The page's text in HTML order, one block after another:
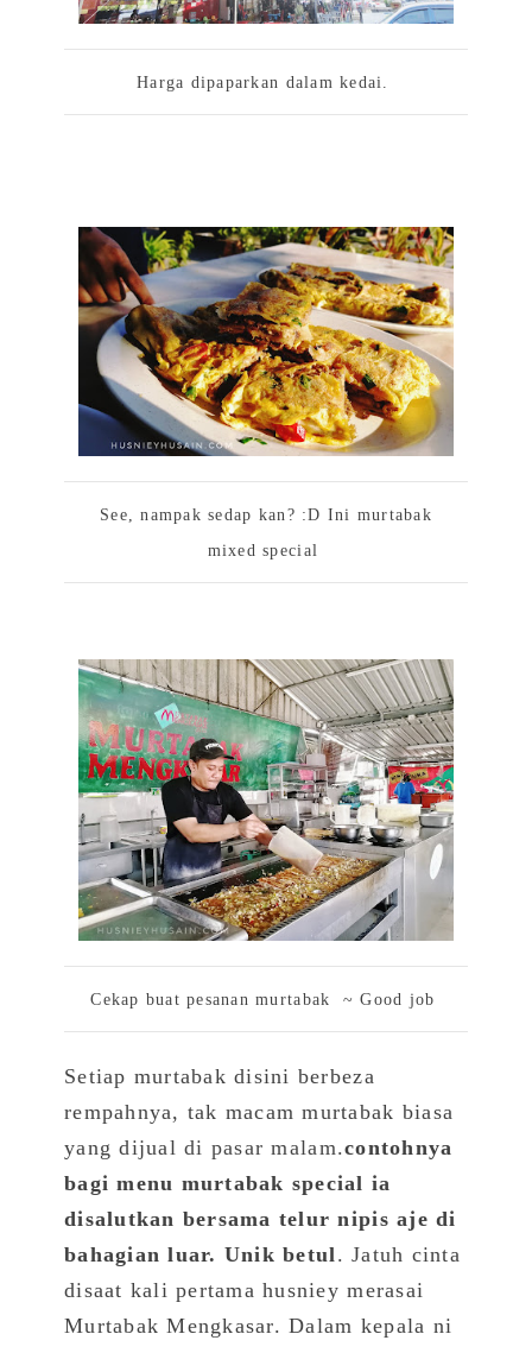
Harga dipaparkan dalam kedai.
See, nampak sedap kan? :D Ini murtabak
mixed special
Cekap buat pesanan murtabak ~ Good job
Setiap murtabak disini berbeza
rempahnya, tak macam murtabak biasa
yang dijualdi pasar malam.contohnya
bagi menu murtabak special ia
disalutkan bersama telur nipis aje di
bahagian luar. Unik betul. Jatuh cinta
disaat kali pertama husniey merasai
Murtabak Mengkasar. Dalam kepala ni